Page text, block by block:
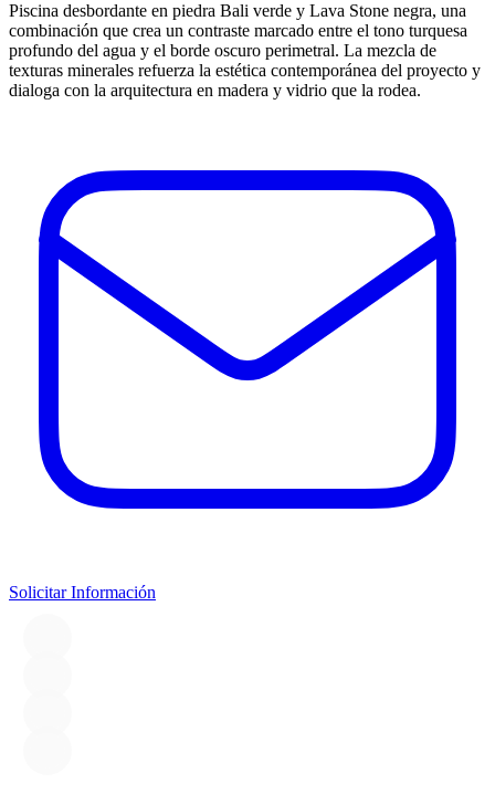
Piscina desbordante en piedra Bali verde y Lava Stone negra, una
combinación que crea un contraste marcado entre el tono turquesa
profundo del agua y el borde oscuro perimetral. La mezcla de
texturas minerales refuerza la estética contemporánea del proyecto y
dialoga con la arquitectura en madera y vidrio que la rodea.
Solicitar Información